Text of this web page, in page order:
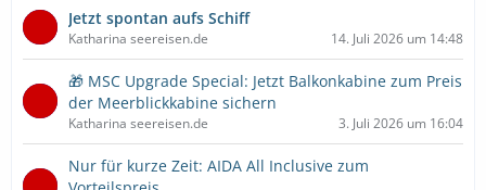
Jetzt spontan aufs Schiff
Katharina seereisen.de 14. Juli 2026 um 14:48
🎁 MSC Upgrade Special: Jetzt Balkonkabine zum Preis
der Meerblickkabine sichern
Katharina seereisen.de 3. Juli 2026 um 16:04
Nur für kurze Zeit: AIDA All Inclusive zum